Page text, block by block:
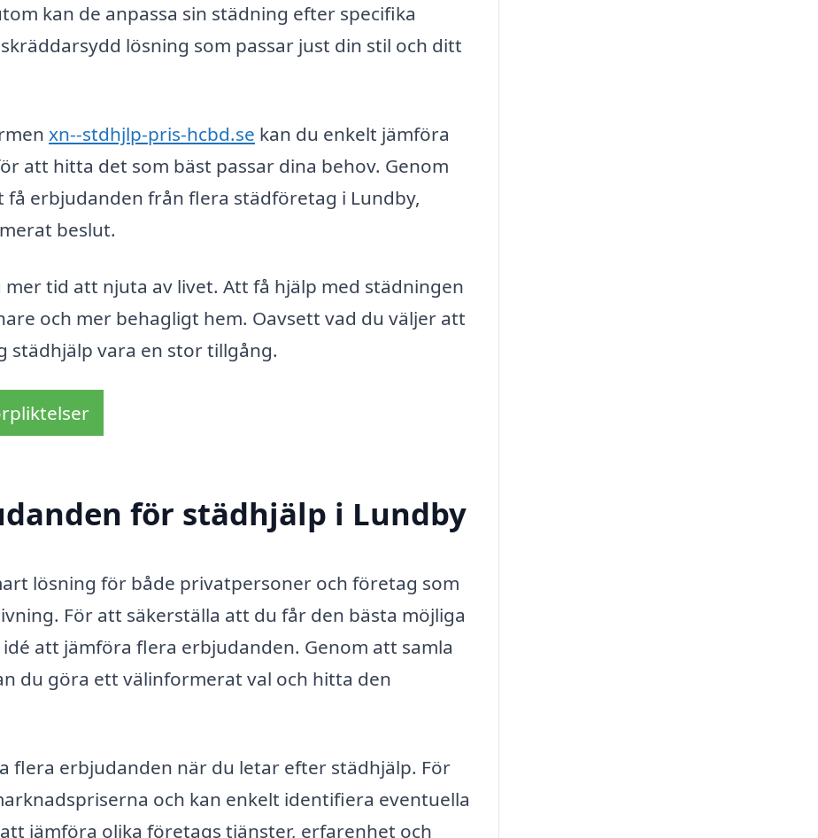
kan de anpassa sin städning efter specifika
lösning som passar just din stil och ditt
xn--stdhjlp-pris-hcbd.se kan du enkelt jämföra
att hitta det som bäst passar dina behov. Genom
få erbjudanden från flera städföretag i Lundby,
beslut.
tid att njuta av livet. Att få hjälp med städningen
och mer behagligt hem. Oavsett vad du väljer att
städhjälp vara en stor tillgång.
för städhjälp i Lundby
lösning för både privatpersoner och företag som
För att säkerställa att du får den bästa möjliga
att jämföra flera erbjudanden. Genom att samla
du göra ett välinformerat val och hitta den
flera erbjudanden när du letar efter städhjälp. För
och kan enkelt identifiera eventuella
jämföra olika företags tjänster, erfarenhet och